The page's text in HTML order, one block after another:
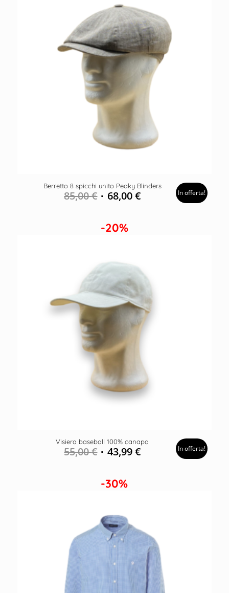
Berretto 8 spicchi unito Peaky Blinders
85,00€ 68,00€ In offerta!
-20%
Visiera baseball 100% canapa
55,00€ 43,99€ In offerta!
-30%